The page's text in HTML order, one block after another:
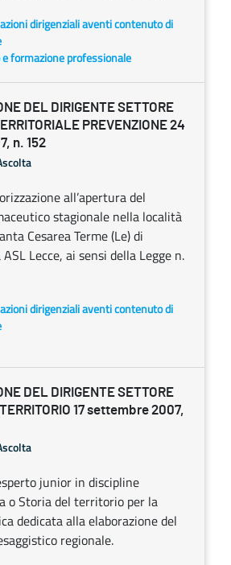
dirigenziali aventi contenuto di
e formazione professionale
DEL DIRIGENTE SETTORE
PREVENZIONE 24
n. 152
all’apertura del
stagionale nella località
Cesarea Terme (Le) di
Lecce, ai sensi della Legge n.
dirigenziali aventi contenuto di
DEL DIRIGENTE SETTORE
17 settembre 2007,
junior in discipline
o Storia del territorio per la
dedicata alla elaborazione del
regionale.